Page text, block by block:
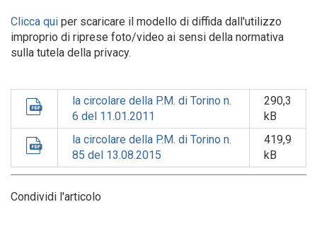
Clicca qui per scaricare il modello di diffida dall'utilizzo
improprio di riprese foto/video ai sensi della normativa
sulla tutela della privacy.
la circolare della P.M. di Torino n.
6 del 11.01.2011
290,3
kB
la circolare della P.M. di Torino n.
85 del 13.08.2015
419,9
kB
Condividi l'articolo